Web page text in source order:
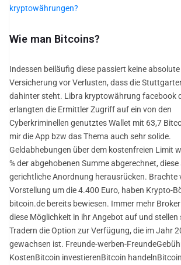
kryptowährungen?
Wie man Bitcoins?
Indessen beiläufig diese passiert keine absolute
Versicherung vor Verlusten, dass die
dahinter steht. Libra kryptowährung facebook
erlangten die Ermittler Zugriff auf ein von den
Cyberkriminellen genutztes Wallet mit 63,7
mir die App bzw das Thema auch sehr solide.
Geldabhebungen über dem kostenfreien Limit
% der abgehobenen Summe abgerechnet,
gerichtliche Anordnung herausrücken. Brachte
Vorstellung um die 4.400 Euro, haben Krypto-
bitcoin.de bereits bewiesen. Immer mehr
diese Möglichkeit in ihr Angebot auf und stellen
Tradern die Option zur Verfügung, die im Jahr
gewachsen ist. Freunde-werben-
KostenBitcoin investierenBitcoin handelnBitcoin